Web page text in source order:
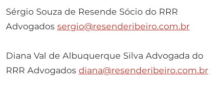
Sérgio Souza de Resende Sócio do RRR
Advogados sergio@resenderibeiro.com.br
Diana Val de Albuquerque Silva Advogada do
RRR Advogados diana@resenderibeiro.com.br